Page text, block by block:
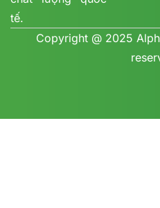
tế.
Copyright @ 2025